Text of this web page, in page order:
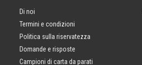
Di noi
Termini e condizioni
Politica sulla riservatezza
Domande e risposte
Campioni di carta da parati